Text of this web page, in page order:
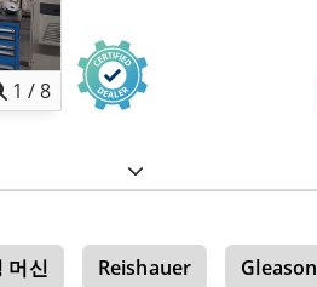
1 /8
머신 Reishauer Gleason